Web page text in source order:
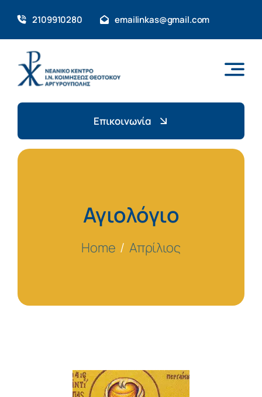
content
2109910280 emailinkas@gmail.com
Επικοινωνία
Αγιολόγιο
Home Απρίλιος